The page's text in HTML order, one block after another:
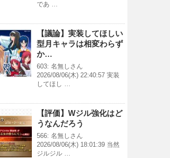
であ …
【議論】実装してほしい
型月キャラは相変わらず
か…
603: 名無しさん
2026/08/06(木) 22:40:57 実装
してほし …
【評価】Wジル強化はど
うなんだろう
566: 名無しさん
2026/08/06(木) 18:01:39 当然
ジルジル …